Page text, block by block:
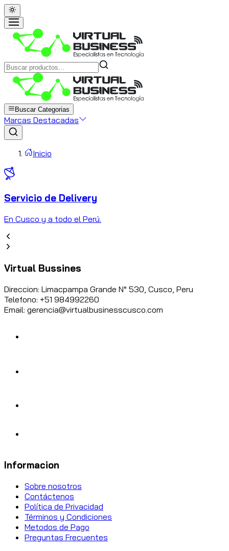
Buscar Categorias
Marcas Destacadas
Inicio
Servicio de Delivery
En Cusco y a todo el Perú.
Virtual Bussines
Direccion: Limacpampa Grande N° 530, Cusco, Peru
Telefono: +51 984992260
Email: gerencia@virtualbusinesscusco.com
Informacion
Sobre nosotros
Contáctenos
Política de Privacidad
Términos y Condiciones
Metodos de Pago
Preguntas Frecuentes